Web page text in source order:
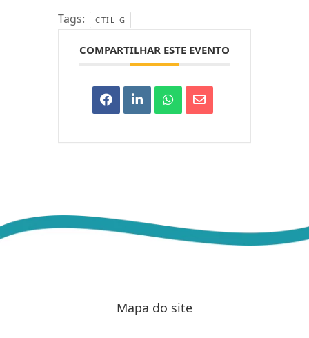
Tags: CTIL-G
COMPARTILHAR ESTE EVENTO
Mapa do site